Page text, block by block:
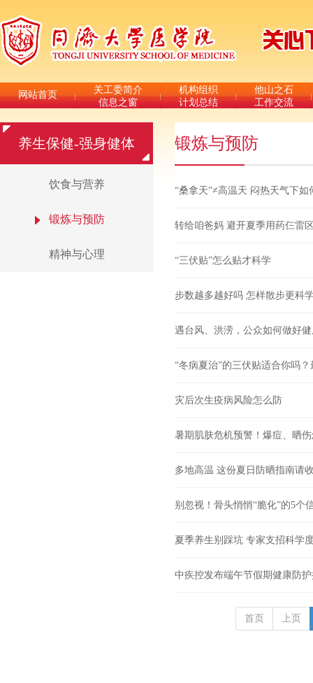
网站首页
关工委简介
信息之窗
机构组织
计划总结
他山之石
工作交流
养生保健-强身健体
饮食与营养
锻炼与预防
精神与心理
锻炼与预防
“桑拿天”≠高温天 闷热天气下如
转给咱爸妈 避开夏季用药仨雷
“三伏贴”怎么贴才科学
步数越多越好吗 怎样散步更科
遇台风、洪涝，公众如何做好
“冬病夏治”的三伏贴适合你吗
灾后次生疫病风险怎么防
暑期肌肤危机预警！爆痘、晒
多地高温 这份夏日防晒指南请
别忽视！骨头悄悄“脆化”的5个
夏季养生别踩坑 专家支招科学
中疾控发布端午节假期健康防
首页 上页